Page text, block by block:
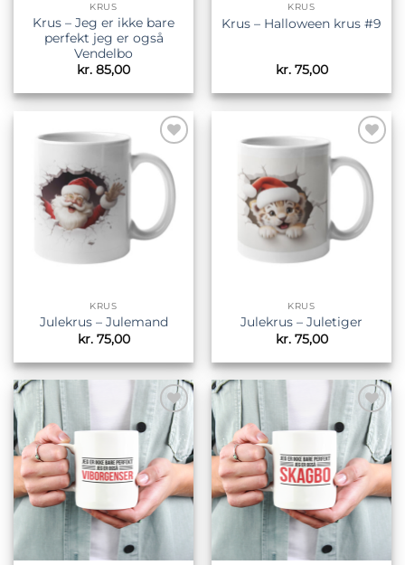
KRUS
Krus – Jeg er ikke bare
perfekt jeg er også
Vendelbo
kr. 85,00
KRUS
Krus – Halloween krus #9
kr.75,00
Tilføj til
ønskeliste
KRUS
Julekrus – Julemand
kr.75,00
Tilføj til
ønskeliste
KRUS
Julekrus – Juletiger
kr.75,00
Tilføj til
ønskeliste
Tilføj til
ønskeliste